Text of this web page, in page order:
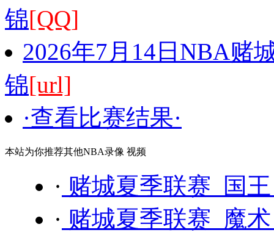
锦[QQ]
2026年7月14日NBA赌
锦[url]
·查看比赛结果·
本站为你推荐其他NBA录像 视频
· 赌城夏季联赛 国
· 赌城夏季联赛 魔